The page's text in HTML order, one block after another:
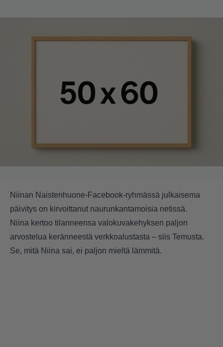
Niinan Naistenhuone-Facebook-ryhmässä julkaisema
päivitys on kirvoittanut naurunkantamoisia netissä.
Niina kertoo tilanneensa valokuvakehyksen paljon
arvostelua keränneestä verkkoalustasta – siis Temusta.
Se, mitä Niina sai, ei paljon mieltä lämmitä.